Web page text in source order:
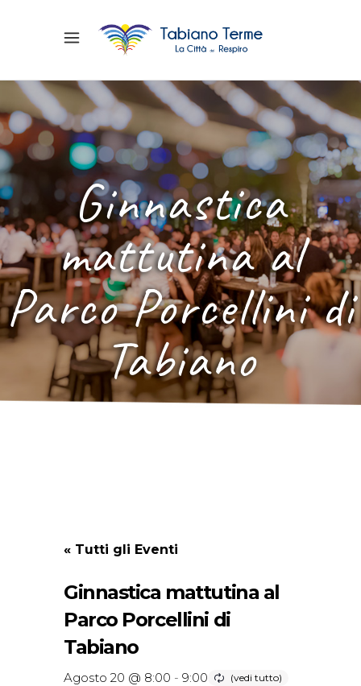
Ginnastica
mattutina al
Parco Porcellini di
Tabiano
« Tutti gli Eventi
Ginnastica mattutina al
Parco Porcellini di
Tabiano
Agosto 20 @ 8:00 - 9:00